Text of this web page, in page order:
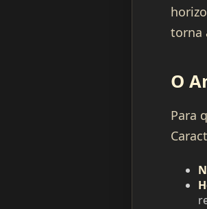
torna
O
Para